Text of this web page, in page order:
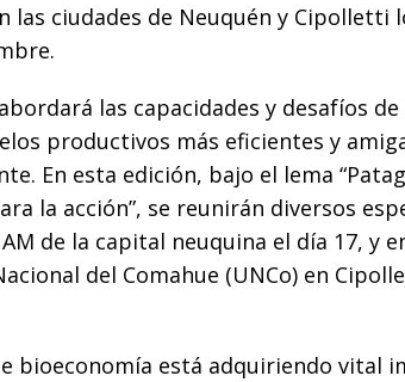
las ciudades de Neuquén y Cipolletti
las capacidades y desafíos
productivos más eficientes y
En esta edición, bajo el lema
la acción”, se reunirán diversos
de la capital neuquina el día 17, y
del Comahue (UNCo) en
bioeconomía está adquiriendo vital